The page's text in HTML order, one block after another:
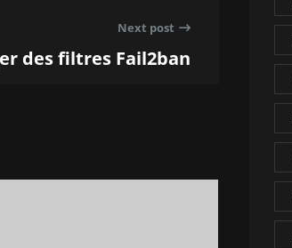
Next post
des filtres Fail2ban